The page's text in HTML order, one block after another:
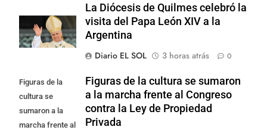
La Diócesis de Quilmes celebró la
visita del Papa León XIV a la
Argentina
Diario EL SOL
3 horas atrás 0
Figuras de la
cultura se
sumaron a la
marcha frente al
Figuras de la cultura se sumaron
a la marcha frente al Congreso
contra la Ley de Propiedad
Privada